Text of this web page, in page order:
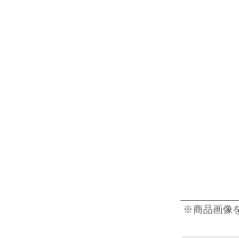
※商品画像